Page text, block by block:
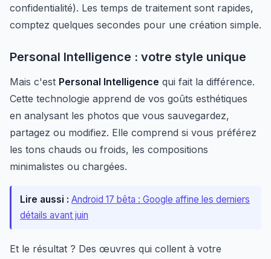
confidentialité). Les temps de traitement sont rapides,
comptez quelques secondes pour une création simple.
Personal Intelligence : votre style unique
Mais c'est Personal Intelligence qui fait la différence.
Cette technologie apprend de vos goûts esthétiques
en analysant les photos que vous sauvegardez,
partagez ou modifiez. Elle comprend si vous préférez
les tons chauds ou froids, les compositions
minimalistes ou chargées.
Lire aussi : Android 17 bêta : Google affine les derniers
détails avant juin
Et le résultat ? Des œuvres qui collent à votre